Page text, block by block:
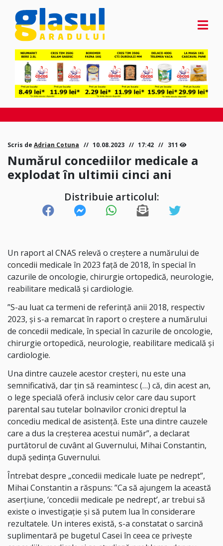
Scris de Adrian Cotuna 10.08.2023 17:42 311
Numărul concediilor medicale a
explodat în ultimii cinci ani
Distribuie articolul:
Un raport al CNAS relevă o creştere a numărului de
concedii medicale în 2023 faţă de 2018, în special în
cazurile de oncologie, chirurgie ortopedică, neurologie,
reabilitare medicală şi cardiologie.
”S-au luat ca termeni de referinţă anii 2018, respectiv
2023, şi s-a remarcat în raport o creştere a numărului
de concedii medicale, în special în cazurile de oncologie,
chirurgie ortopedică, neurologie, reabilitare medicală şi
cardiologie.
Una dintre cauzele acestor creşteri, nu este una
semnificativă, dar ţin să reamintesc (…) că, din acest an,
o lege specială oferă inclusiv celor care dau suport
parental sau tutelar bolnavilor cronici dreptul la
concediu medical de asistenţă. Este una dintre cauzele
care a dus la creşterea acestui număr”, a declarat
purtătorul de cuvânt al Guvernului, Mihai Constantin,
după şedinţa Guvernului.
Întrebat despre „concedii medicale luate pe nedrept”,
Mihai Constantin a răspuns: ”Ca să ajungem la această
aserţiune, ‘concedii medicale pe nedrept’, ar trebui să
existe o investigaţie şi să putem lua în considerare
rezultatele. Un interes există, s-a constatat o sarcină
suplimentară pe bugetul Casei în ceea ce priveşte